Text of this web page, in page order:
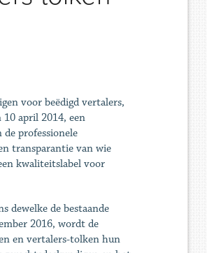
voor beëdigd vertalers,
april 2014, een
professionele
transparantie van wie
kwaliteitslabel voor
dewelke de bestaande
2016, wordt de
en vertalers-tolken hun